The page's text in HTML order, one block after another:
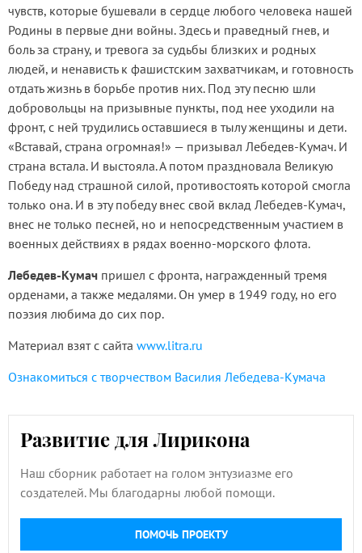
чувств, которые бушевали в сердце любого человека нашей
Родины в первые дни войны. Здесь и праведный гнев, и
боль за страну, и тревога за судьбы близких и родных
людей, и ненависть к фашистским захватчикам, и готовность
отдать жизнь в борьбе против них. Под эту песню шли
добровольцы на призывные пункты, под нее уходили на
фронт, с ней трудились оставшиеся в тылу женщины и дети.
«Вставай, страна огромная!» — призывал Лебедев-Кумач. И
страна встала. И выстояла. А потом праздновала Великую
Победу над страшной силой, противостоять которой смогла
только она. И в эту победу внес свой вклад Лебедев-Кумач,
внес не только песней, но и непосредственным участием в
военных действиях в рядах военно-морского флота.
Лебедев-Кумач пришел с фронта, награжденный тремя
орденами, а также медалями. Он умер в 1949 году, но его
поэзия любима до сих пор.
Материал взят с сайта www.litra.ru
Ознакомиться с творчеством Василия Лебедева-Кумача
Развитие для Лирикона
Наш сборник работает на голом энтузиазме его
создателей. Мы благодарны любой помощи.
ПОМОЧЬ ПРОЕКТУ